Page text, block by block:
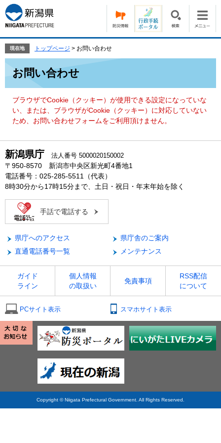
ー
ジ
の
頭
す。
ニ
ュ
ー
飛
て
現在地 トップページ > お問い合わせ
お問い合わせ
ブラウザでCookie（クッキー）が使用できる設定になっていな
い、または、ブラウザがCookie（クッキー）に対応していない
ため、お問い合わせフォームをご利用頂けません。
新潟県庁 法人番号 5000020150002
〒950-8570 新潟市中央区新光町4番地1
電話番号：025-285-5511（代表）
8時30分から17時15分まで、土日・祝日・年末年始を除く
手話で電話する
県庁へのアクセス
県庁舎のご案内
直通電話番号一覧
メンテナンス
ガイド
ライン
個人情報
の取扱い
免責事項
RSS配信
について
PCサイト表示 スマホサイト表示
Copyright © Niigata Prefectural Government. All Rights Reserved.